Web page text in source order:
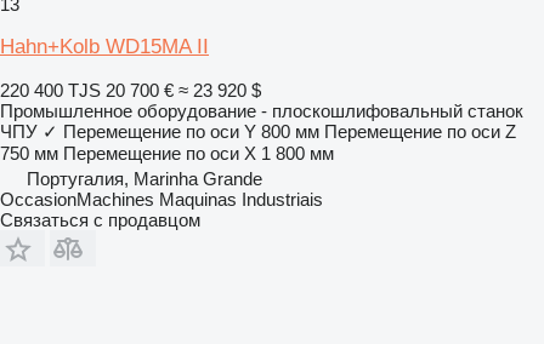
13
Hahn+Kolb WD15MA II
220 400 TJS 20 700 € ≈ 23 920 $
Промышленное оборудование - плоскошлифовальный станок
ЧПУ ✓ Перемещение по оси Y 800 мм Перемещение по оси Z
750 мм Перемещение по оси X 1 800 мм
Португалия, Marinha Grande
OccasionMachines Maquinas Industriais
Связаться с продавцом